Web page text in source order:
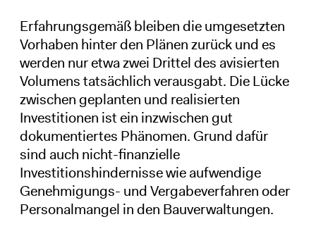
Erfahrungsgemäß bleiben die umgesetzten
Vorhaben hinter den Plänen zurück und es
werden nur etwa zwei Drittel des avisierten
Volumens tatsächlich verausgabt. Die Lücke
zwischen geplanten und realisierten
Investitionen ist ein inzwischen gut
dokumentiertes Phänomen. Grund dafür
sind auch nicht-finanzielle
Investitionshindernisse wie aufwendige
Genehmigungs- und Vergabeverfahren oder
Personalmangel in den Bauverwaltungen.